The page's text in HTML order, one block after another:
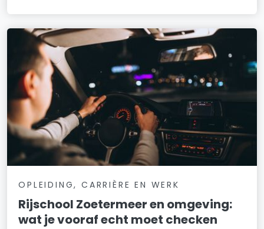
OPLEIDING, CARRIÈRE EN WERK
Rijschool Zoetermeer en omgeving:
wat je vooraf echt moet checken